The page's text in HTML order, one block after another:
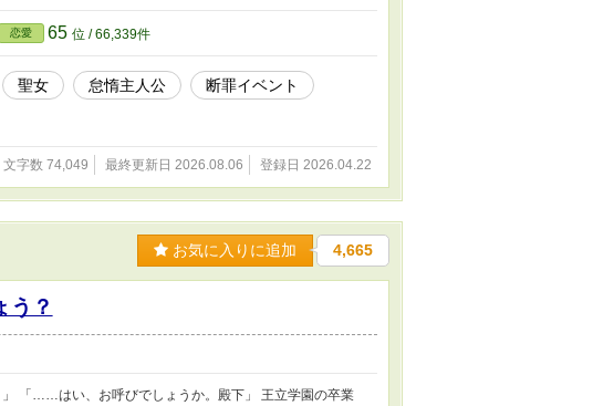
恋愛 65 位 / 66,339件
聖女 怠惰主人公
断罪イベント
文字数 74,049 最終更新日 2026.08.06 登録日 2026.04.22
お気に入りに追加 4,665
う？
」 「……はい、お呼びでしょうか。殿下」 王立学園の卒業